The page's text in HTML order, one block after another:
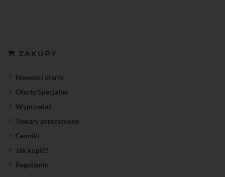
ZAKUPY
Nowości oferty
Oferty Specjalne
Wyprzedaż
Towary przecenione
Cenniki
Jak kupić?
Regulamin